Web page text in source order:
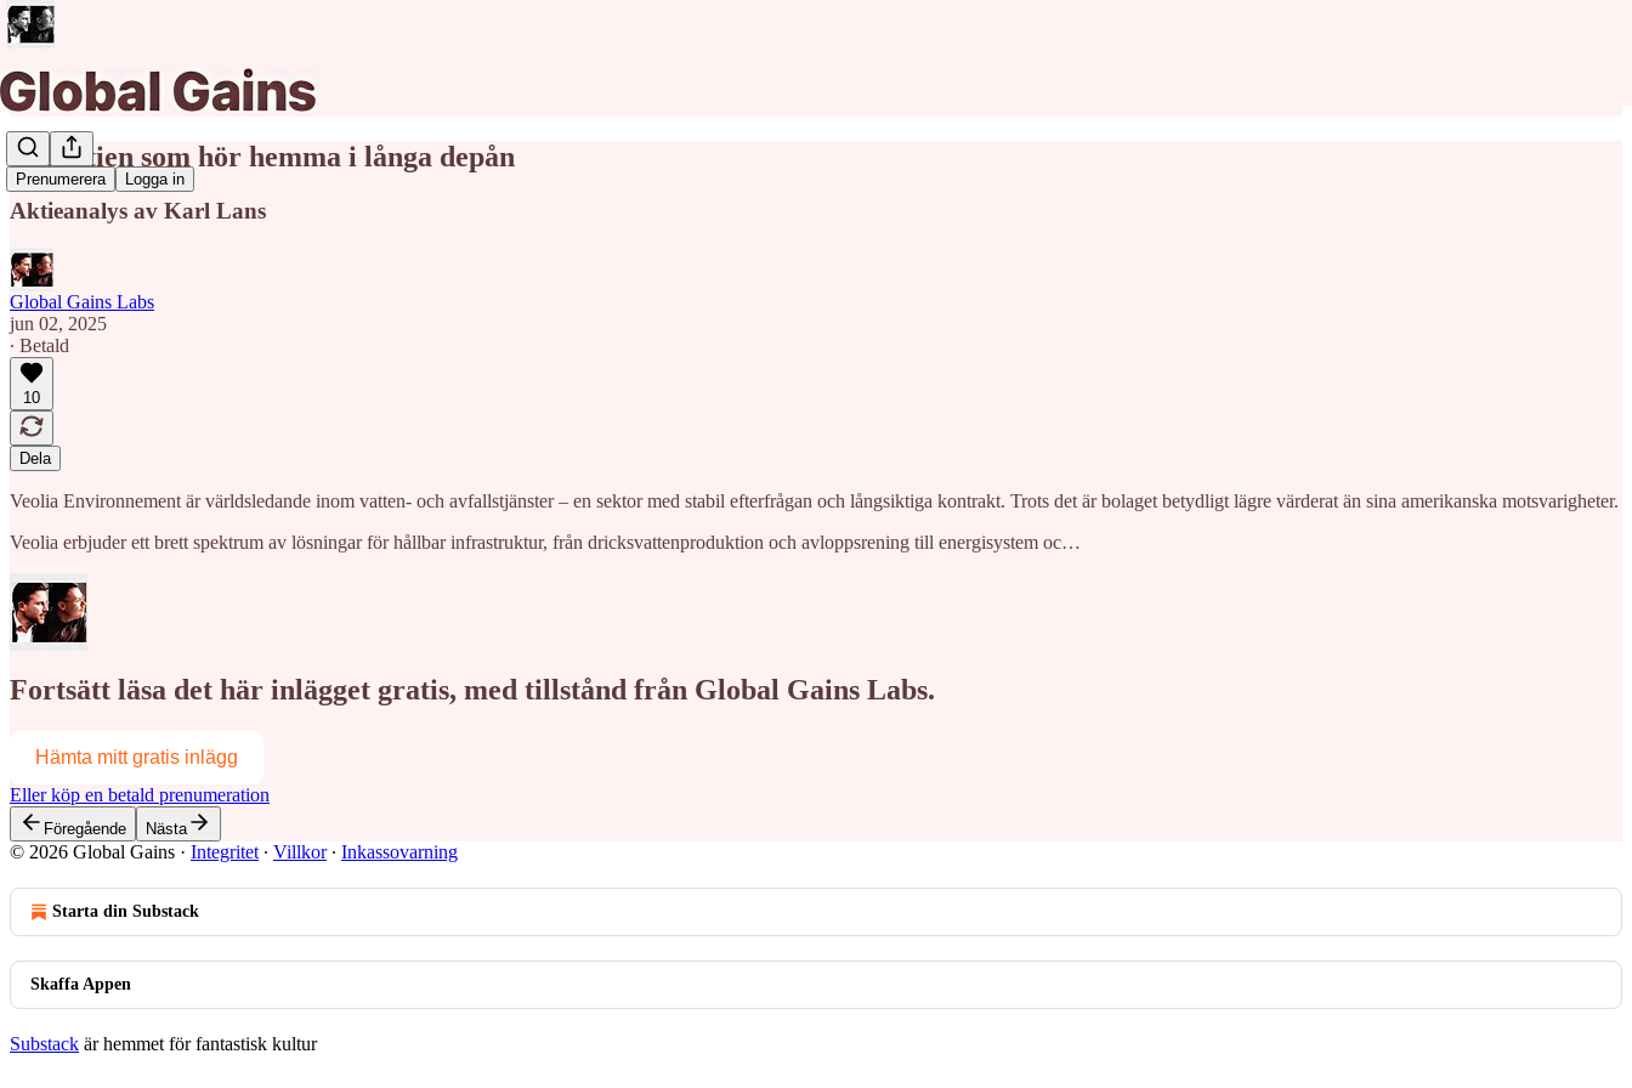
Prenumerera Logga in
Sopaktien som hör hemma i långa depån
Aktieanalys av Karl Lans
Global Gains Labs
jun 02, 2025
∙ Betald
10
Dela
Veolia Environnement är världsledande inom vatten- och avfallstjänster – en sektor med stabil efterfrågan och långsiktiga kontrakt. Trots det är bolaget betydligt lägre värderat än sina amerikanska motsvarigheter.
Veolia erbjuder ett brett spektrum av lösningar för hållbar infrastruktur, från dricksvattenproduktion och avloppsrening till energisystem oc…
Fortsätt läsa det här inlägget gratis, med tillstånd från Global Gains Labs.
Hämta mitt gratis inlägg
Eller köp en betald prenumeration
Föregående Nästa
© 2026 Global Gains · Integritet ∙ Villkor∙ Inkassovarning
Starta din Substack
Skaffa Appen
Substack är hemmet för fantastisk kultur